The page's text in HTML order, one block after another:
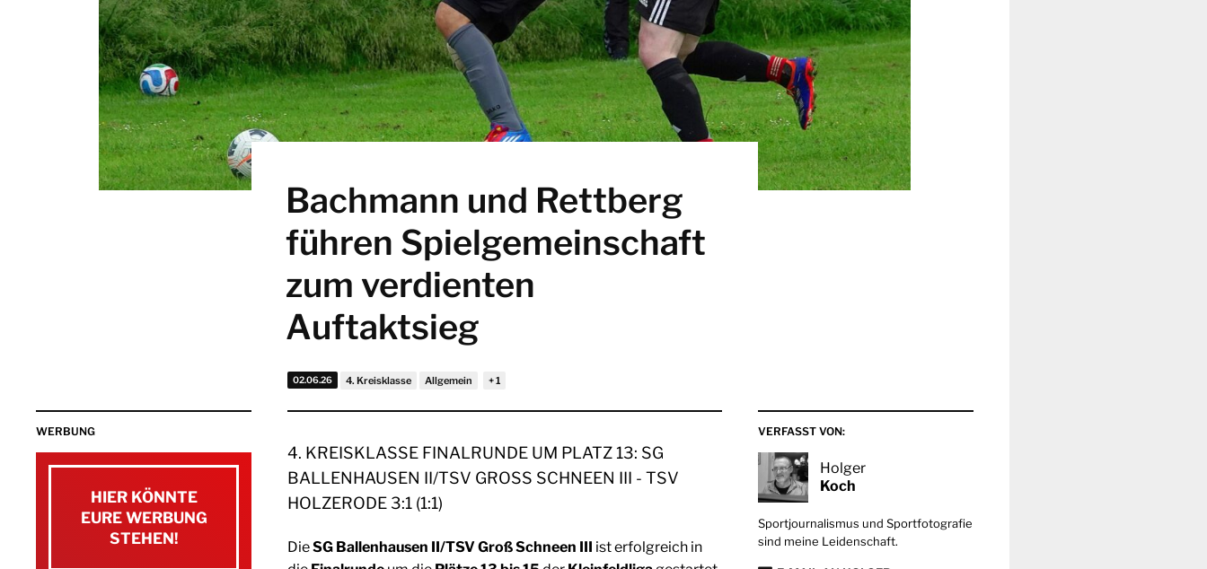
Bachmann und Rettberg
führen Spielgemeinschaft
zum verdienten
Auftaktsieg
02.06.26 4. Kreisklasse Allgemein
WERBUNG
HIER KÖNNTE
EURE WERBUNG
STEHEN!
4. KREISKLASSE FINALRUNDE UM PLATZ 13: SG
BALLENHAUSEN II/TSV GROSS SCHNEEN III - TSV
HOLZERODE 3:1 (1:1)
DieSG Ballenhausen II/TSV Groß Schneen III ist erfolgreich in
VERFASST VON:
Holger
Koch
Sportjournalismus und Sportfotografie
sind meine Leidenschaft.